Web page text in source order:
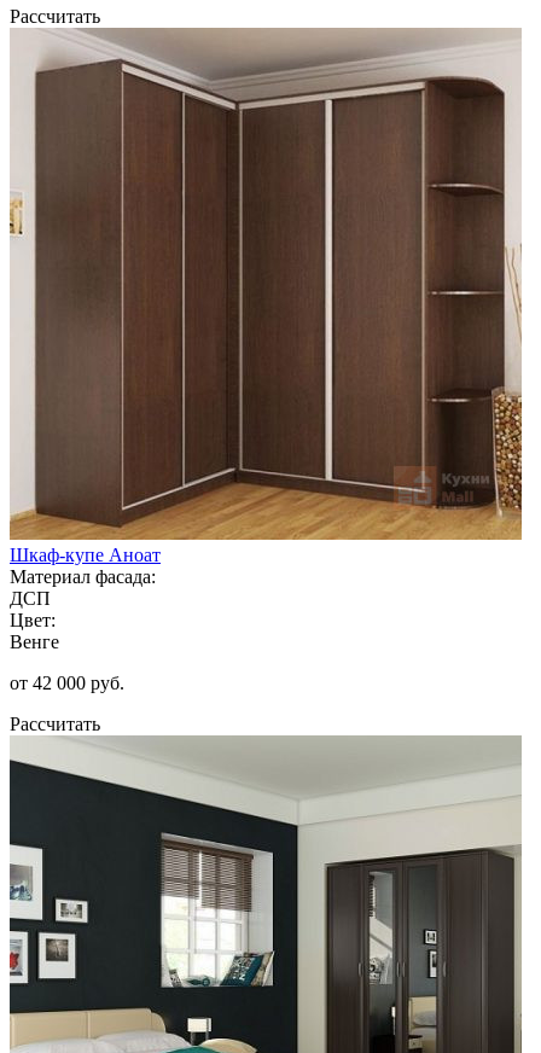
Рассчитать
Шкаф-купе Аноат
Материал фасада:
ДСП
Цвет:
Венге
от 42 000 руб.
Рассчитать